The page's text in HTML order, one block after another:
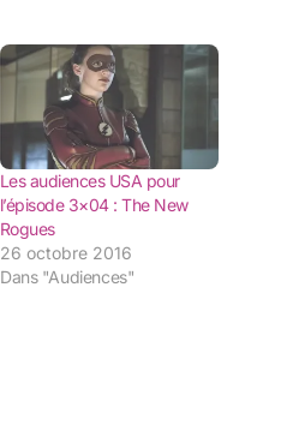
Les audiences USA pour
l’épisode 3×04 : The New
Rogues
26 octobre 2016
Dans "Audiences"